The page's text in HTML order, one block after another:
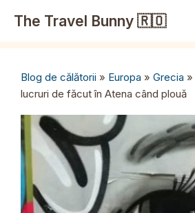
The Travel Bunny 🇷🇴
Blog de călătorii » Europa » Grecia »
lucruri de făcut în Atena când plouă